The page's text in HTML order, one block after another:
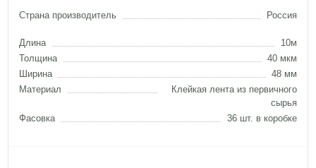
Страна производитель Россия
Длина
10м
Толщина
40 мкм
Ширина
48 мм
Материал
Клейкая лента из первичного
сырья
Фасовка
36 шт. в коробке